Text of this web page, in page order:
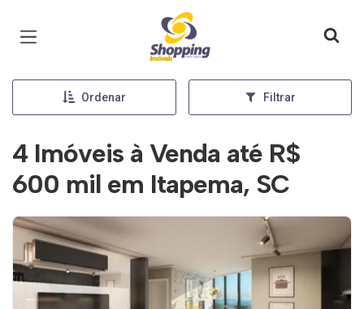
Página inicial
Ordenar Filtrar
4 Imóveis à Venda até R$
600 mil em Itapema, SC